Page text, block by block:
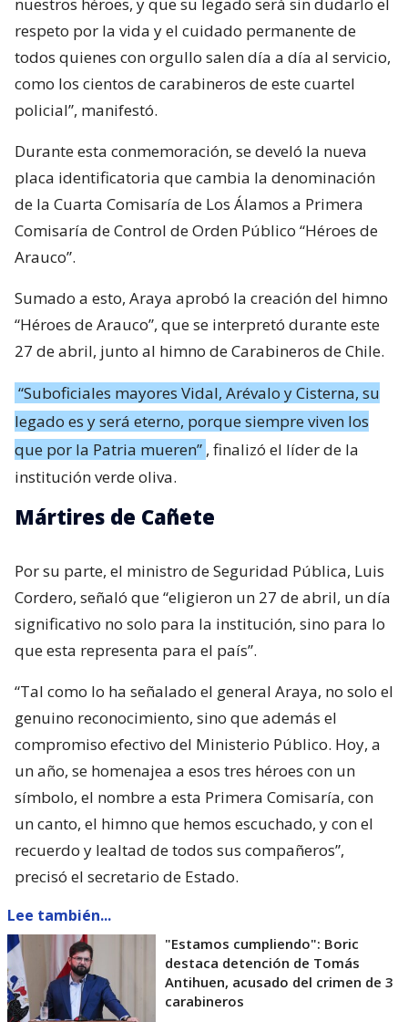
respeto por la vida y el cuidado permanente de
todos quienes con orgullo salen día a día al servicio,
como los cientos de carabineros de este cuartel
policial”, manifestó.
Durante esta conmemoración, se develó la nueva
placa identificatoria que cambia la denominación
de la Cuarta Comisaría de Los Álamos a Primera
Comisaría de Control de Orden Público “Héroes de
Arauco”.
Sumado a esto, Araya aprobó la creación del himno
“Héroes de Arauco”, que se interpretó durante este
27 de abril, junto al himno de Carabineros de Chile.
“Suboficiales mayores Vidal, Arévalo y Cisterna, su
legado es y será eterno, porque siempre viven los
que por la Patria mueren” , finalizó el líder de la
institución verde oliva.
Mártires de Cañete
Por su parte, el ministro de Seguridad Pública, Luis
Cordero, señaló que “eligieron un 27 de abril, un día
significativo no solo para la institución, sino para lo
que esta representa para el país”.
“Tal como lo ha señalado el general Araya, no solo el
genuino reconocimiento, sino que además el
compromiso efectivo del Ministerio Público. Hoy, a
un año, se homenajea a esos tres héroes con un
símbolo, el nombre a esta Primera Comisaría, con
un canto, el himno que hemos escuchado, y con el
recuerdo y lealtad de todos sus compañeros”,
precisó el secretario de Estado.
Lee también...
"Estamos cumpliendo": Boric
destaca detención de Tomás
Antihuen, acusado del crimen de 3
carabineros